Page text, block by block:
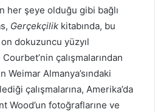
her şeye olduğu gibi bağlı
Gerçekçilik kitabında, bu
dokuzuncu yüzyıl
çalışmalarından
Weimar Almanya’sındaki
çalışmalarına, Amerika’da
Wood’un fotoğraflarıne ve